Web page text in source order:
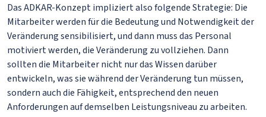
Das ADKAR-Konzept impliziert also folgende Strategie: Die
Mitarbeiter werden für die Bedeutung und Notwendigkeit der
Veränderung sensibilisiert, und dann muss das Personal
motiviert werden, die Veränderung zu vollziehen. Dann
sollten die Mitarbeiter nicht nur das Wissen darüber
entwickeln, was sie während der Veränderung tun müssen,
sondern auch die Fähigkeit, entsprechend den neuen
Anforderungen auf demselben Leistungsniveau zu arbeiten.